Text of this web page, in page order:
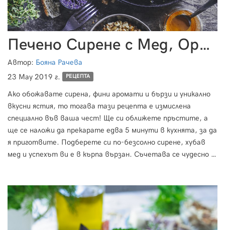
Печено Сирене с Мед, Орехи и Лавандула
Автор: Бояна Рачева
23 May 2019 г.
РЕЦЕПТА
Ако обожавате сирена, фини аромати и бързи и уникално
вкусни ястия, то тогава тази рецепта е измислена
специално във ваша чест! Ще си оближете пръстите, а
ще се наложи да прекарате едва 5 минути в кухнята, за да
я приготвите. Подберете си по-безсолно сирене, хубав
мед и успехът ви е в кърпа вързан. Съчетава се чудесно с